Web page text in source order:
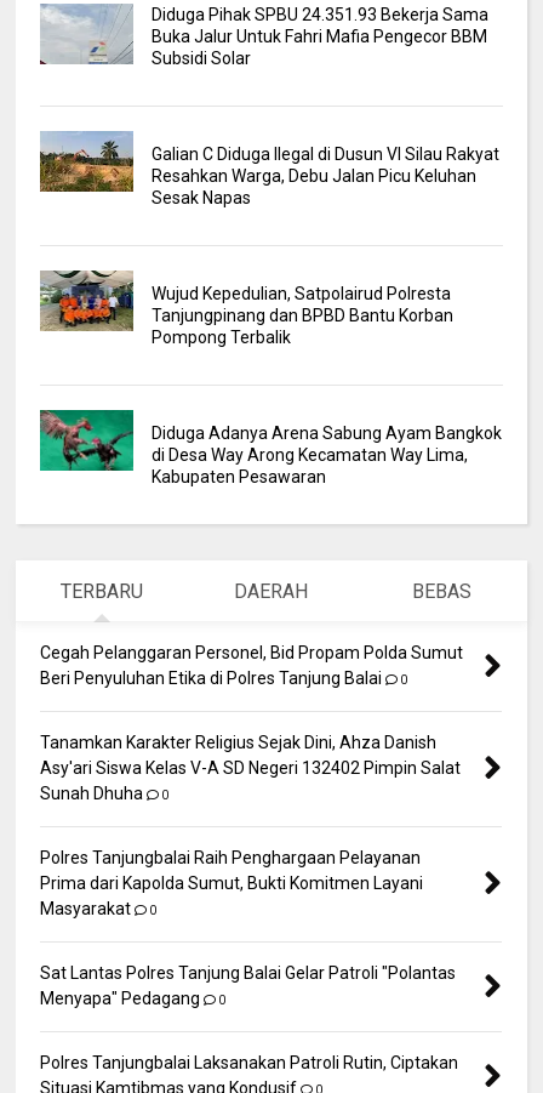
Diduga Pihak SPBU 24.351.93 Bekerja Sama
Buka Jalur Untuk Fahri Mafia Pengecor BBM
Subsidi Solar
Galian C Diduga Ilegal di Dusun VI Silau Rakyat
Resahkan Warga, Debu Jalan Picu Keluhan
Sesak Napas
Wujud Kepedulian, Satpolairud Polresta
Tanjungpinang dan BPBD Bantu Korban
Pompong Terbalik
Diduga Adanya Arena Sabung Ayam Bangkok
di Desa Way Arong Kecamatan Way Lima,
Kabupaten Pesawaran
TERBARU DAERAH BEBAS
Cegah Pelanggaran Personel, Bid Propam Polda Sumut
Beri Penyuluhan Etika di Polres Tanjung Balai
0
Tanamkan Karakter Religius Sejak Dini, Ahza Danish
Asy'ari Siswa Kelas V-A SD Negeri 132402 Pimpin Salat
Sunah Dhuha
0
Polres Tanjungbalai Raih Penghargaan Pelayanan
Prima dari Kapolda Sumut, Bukti Komitmen Layani
Masyarakat
0
Sat Lantas Polres Tanjung Balai Gelar Patroli "Polantas
Menyapa" Pedagang
0
Polres Tanjungbalai Laksanakan Patroli Rutin, Ciptakan
Situasi Kamtibmas yang Kondusif
0